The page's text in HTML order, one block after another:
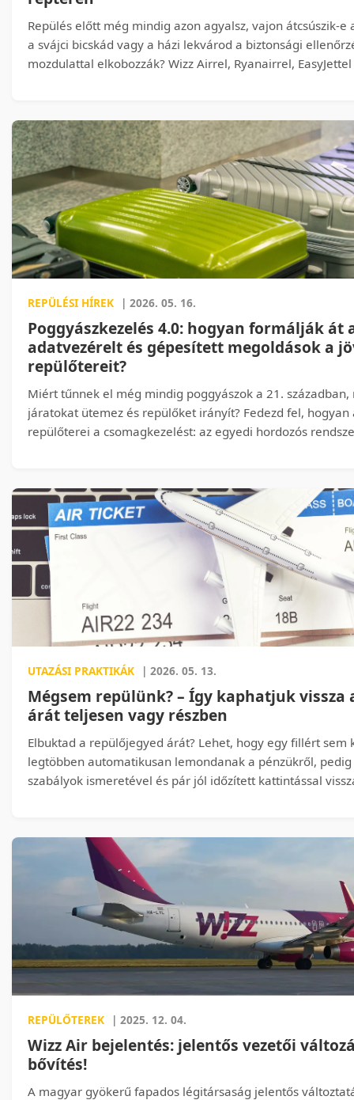
Repülés előtt még mindig azon agyalsz, vajon átcsúszik-e
a svájci bicskád vagy a házi lekvárod a biztonsági
mozdulattal elkobozzák? Wizz Airrel, Ryanairrel,
kiderül, milyen hétköznapi dolgokért fizethetsz drága
vagy elég óvatos és mit csomagolj máshova, ha nem
végezze a fél fürdőszobád és a fél konyhád.
REPÜLÉSI HÍREK | 2026. 05. 16.
Poggyászkezelés 4.0: hogyan formálják át
adatvezérelt és gépesített megoldások a
repülőtereit?
Miért tűnnek el még mindig poggyászok a 21.
járatokat ütemez és repülőket irányít? Fedezd fel,
repülőterei a csomagkezelést: az egyedi hordozós
automatizált működés nemcsak gyorsabbá és olcsóbbá,
kiszámíthatóbbá és utas‑barátabbá a poggyász útját – a
egészen a szalagnál való találkozásig.
UTAZÁSI PRAKTIKÁK | 2026. 05. 13.
Mégsem repülünk? – Így kaphatjuk vissza
árát teljesen vagy részben
Elbuktad a repülőjegyed árát? Lehet, hogy egy fillért sem
legtöbben automatikusan lemondanak a pénzükről,
szabályok ismeretével és pár jól időzített kattintással
nem árulnak el a fapadosok, és mikor érdemes azonnal
menetrendváltozásra, mert szó szerint százezreket
REPÜLŐTEREK | 2025. 12. 04.
Wizz Air bejelentés: jelentős vezetői
bővítés!
A magyar gyökerű fapados légitársaság jelentős